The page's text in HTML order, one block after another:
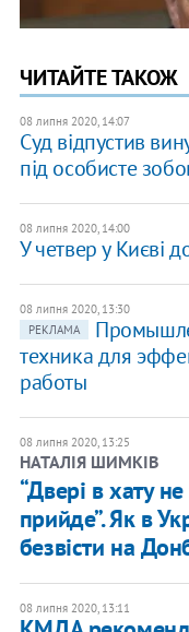
ЧИТАЙТЕ ТАКОЖ
08 липня 2020, 14:07
Суд відпустив
під особисте
08 липня 2020, 14:00
У четвер у Києві
08 липня 2020, 13:30
РЕКЛАМА
техника для
работы
08 липня 2020, 13:25
НАТАЛІЯ ШИМКІВ
“Двері в хату
прийде”. Як в
безвісти на
08 липня 2020, 13:11